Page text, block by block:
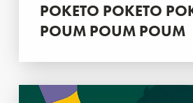
POKETO POKETO
POUM POUM POUM